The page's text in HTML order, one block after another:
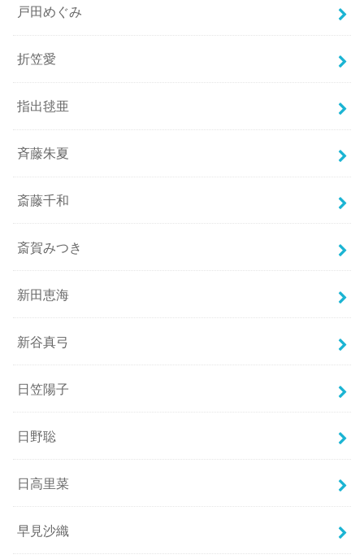
戸田めぐみ
折笠愛
指出毬亜
斉藤朱夏
斎藤千和
斎賀みつき
新田恵海
新谷真弓
日笠陽子
日野聡
日高里菜
早見沙織